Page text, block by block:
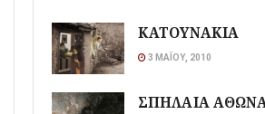
ΚΑΤΟΥΝΑΚΙΑ
3 ΜΑΪ́ΟΥ, 2010
ΣΠΗΛΑΙΑ